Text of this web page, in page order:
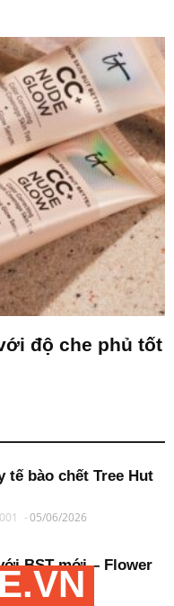
độ che phủ tốt
tế bào chết Tree Hut
-05/06/2026
BST mới – Flower
mở ra...